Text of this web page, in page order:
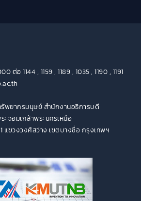
ต่อ 1144 , 1159 , 1189 , 1035 , 1190 , 1191
พยากรมนุษย์ สำนักงานอธิการบดี
ะจอมเกล้าพระนครเหนือ
แขวงวงศ์สว่าง เขตบางซื่อ กรุงเทพฯ